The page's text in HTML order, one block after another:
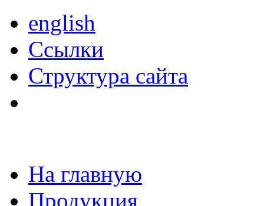
english
Ссылки
Структура сайта
На главную
Продукция